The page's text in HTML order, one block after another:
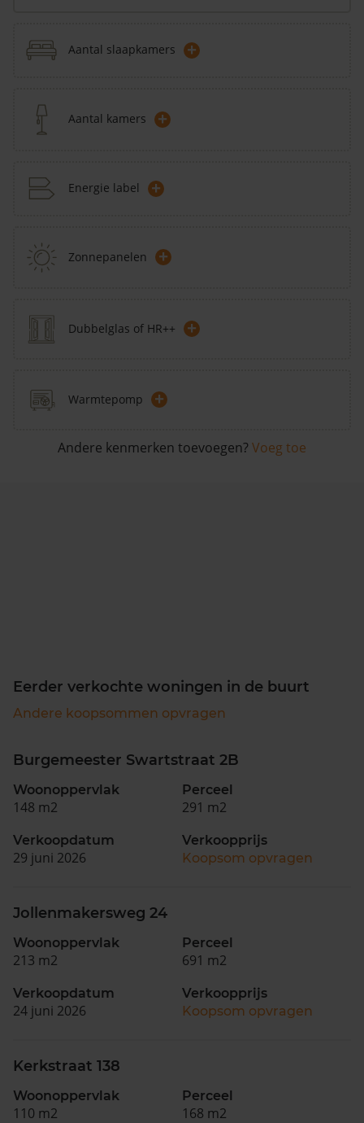
Aantal slaapkamers +
Aantal kamers +
Energie label +
Zonnepanelen +
Dubbelglas of HR++ +
Warmtepomp +
Andere kenmerken toevoegen? Voeg toe
Eerder verkochte woningen in de buurt
Andere koopsommen opvragen
Burgemeester Swartstraat 2B
Woonoppervlak
148 m2
Perceel
291 m2
Verkoopdatum
29 juni 2026
Verkoopprijs
Koopsom opvragen
Jollenmakersweg 24
Woonoppervlak
213 m2
Perceel
691 m2
Verkoopdatum
24 juni 2026
Verkoopprijs
Koopsom opvragen
Kerkstraat 138
Woonoppervlak
110 m2
Perceel
168 m2